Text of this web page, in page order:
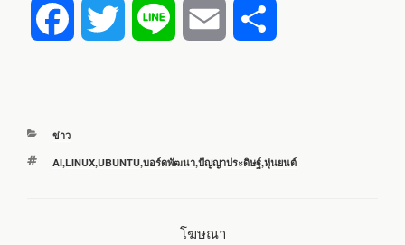
หมวด
ข่าว
ป้าย
AI,LINUX,UBUNTU,บอร์ดพัฒนา,ปัญญาประดิษฐ์,หุ่นยนต์
โฆษณา